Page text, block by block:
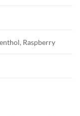
Raspberry